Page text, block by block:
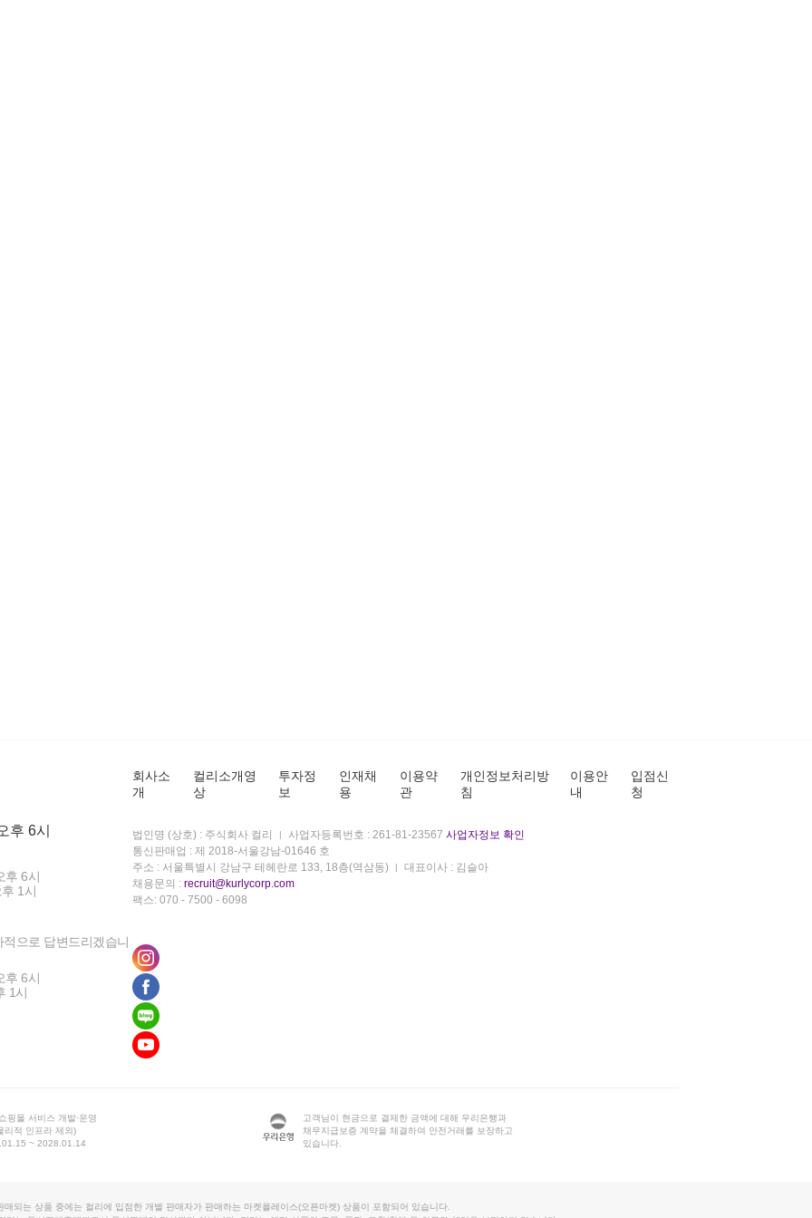
후 6시
후 6시
1시
으로 답변드리겠습니
후 6시
1시
회사소
개
컬리소개영
상
투자정
보
인재채
용
이용약
관
개인정보처리방
침
이용안
내
입점신
청
법인명 (상호) : 주식회사 컬리 사업자등록번호 : 261-81-23567 사업자정보 확인
통신판매업 : 제 2018-서울강남-01646 호
주소 : 서울특별시 강남구 테헤란로 133, 18층(역삼동)
대표이사 : 김슬아
채용문의 : recruit@kurlycorp.com
팩스: 070 - 7500 - 6098
핑몰 서비스 개발·운영
리적 인프라 제외)
~ 2028.01.14
고객님이 현금으로 결제한 금액에 대해 우리은행과
채무지급보증 계약을 체결하여 안전거래를 보장하고
있습니다.
매되는 상품 중에는 컬리에 입점한 개별 판매자가 판매하는 마켓플레이스(오픈마켓) 상품이 포함되어 있습니다.